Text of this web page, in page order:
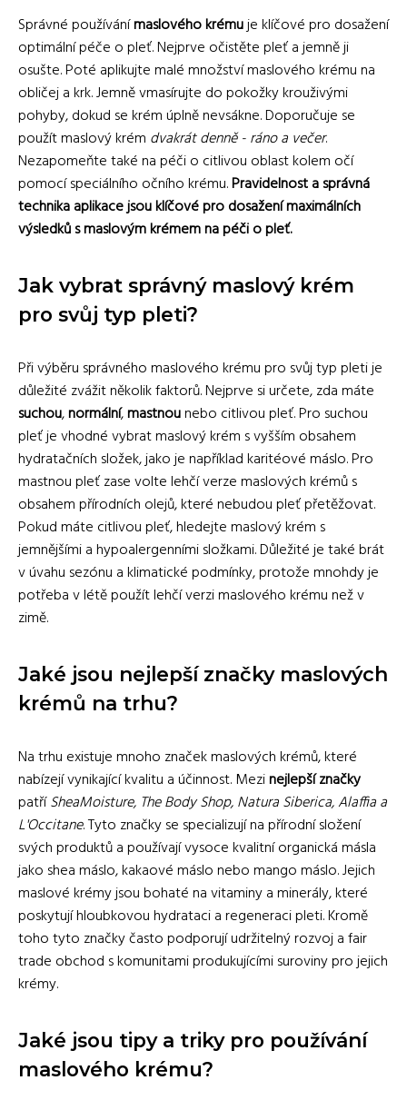
Správné používánímaslového krémuje klíčové pro dosažení
optimální péče o pleť. Nejprve očistěte pleť a jemně ji
osušte. Poté aplikujte malé množství maslového krému na
obličej a krk. Jemně vmasírujte do pokožky krouživými
pohyby, dokud se krém úplně nevsákne. Doporučuje se
použít maslový krém dvakrát denně - ráno a večer.
Nezapomeňte také na péči o citlivou oblast kolem očí
pomocí speciálního očního krému.Pravidelnost a správná
technika aplikace jsou klíčové pro dosažení maximálních
výsledků s maslovým krémem na péči o pleť.
Jak vybrat správný maslový krém
pro svůj typ pleti?
Při výběru správného maslového krému pro svůj typ pleti je
důležité zvážit několik faktorů. Nejprve si určete, zda máte
suchou,normální,mastnounebo citlivou pleť. Pro suchou
pleť je vhodné vybrat maslový krém s vyšším obsahem
hydratačních složek, jako je například karitéové máslo. Pro
mastnou pleť zase volte lehčí verze maslových krémů s
obsahem přírodních olejů, které nebudou pleť přetěžovat.
Pokud máte citlivou pleť, hledejte maslový krém s
jemnějšími a hypoalergenními složkami. Důležité je také brát
v úvahu sezónu a klimatické podmínky, protože mnohdy je
potřeba v létě použít lehčí verzi maslového krému než v
zimě.
Jaké jsou nejlepší značky maslových
krémů na trhu?
Na trhu existuje mnoho značek maslových krémů, které
nabízejí vynikající kvalitu a účinnost. Mezinejlepší značky
patříSheaMoisture, The Body Shop, Natura Siberica, Alaffia a
L'Occitane. Tyto značky se specializují na přírodní složení
svých produktů a používají vysoce kvalitní organická másla
jako shea máslo, kakaové máslo nebo mango máslo. Jejich
maslové krémy jsou bohaté na vitaminy a minerály, které
poskytují hloubkovou hydrataci a regeneraci pleti. Kromě
toho tyto značky často podporují udržitelný rozvoj a fair
trade obchod s komunitami produkujícími suroviny pro jejich
krémy.
Jaké jsou tipy a triky pro používání
maslového krému?